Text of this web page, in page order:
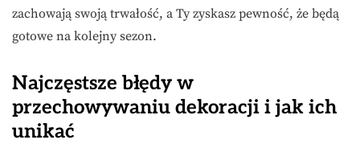
zachowają swoją trwałość, a Ty zyskasz pewność, że będą
gotowe na kolejny sezon.
Najczęstsze błędy w
przechowywaniu dekoracji i jak ich
unikać